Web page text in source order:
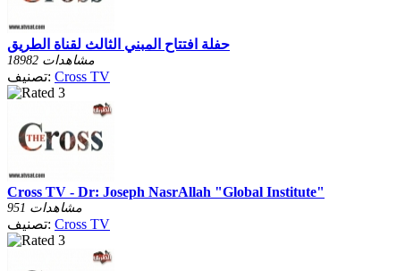
حفلة افتتاح المبني الثالث لقناة الطريق
18982 مشاهدات
تصنيف: Cross TV
Cross TV - Dr: Joseph NasrAllah "Global Institute"
951 مشاهدات
تصنيف: Cross TV